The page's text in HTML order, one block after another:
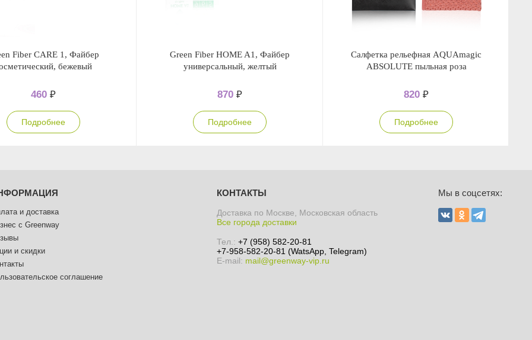
Fiber CARE 1, Файбер
бежевый
460 ₽
Подробнее
Green Fiber HOME A1, Файбер
универсальный, желтый
870 ₽
Подробнее
Салфетка рельефная AQUAmagic
ABSOLUTE пыльная роза
820 ₽
Подробнее
и доставка
с Greenway
и скидки
соглашение
КОНТАКТЫ
Доставка по Москве, Московская область
Все города доставки
Тел.:+7 (958) 582-20-81
+7-958-582-20-81 (WatsApp, Telegram)
E-mail: mail@greenway-vip.ru
Мы в соцсетях: